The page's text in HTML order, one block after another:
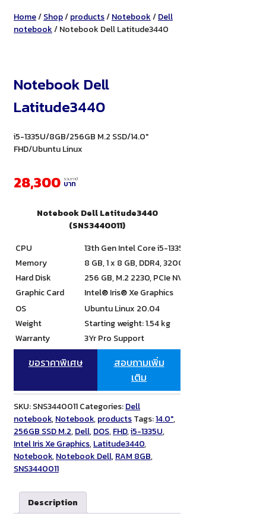
Home/Shop/products/Notebook/Dell
notebook/ Notebook Dell Latitude3440
Notebook Dell
Latitude3440
i5-1335U/8GB/256GB M.2 SSD/14.0"
FHD/Ubuntu Linux
28,300 รวมภาษี
บาท
Notebook Dell Latitude3440
(SNS3440011)
CPU
13th Gen Intel Core i5-1335U (12 MB cache, 10
Memory
8 GB, 1 x 8 GB, DDR4, 3200 MHz
Hard Disk
256 GB, M.2 2230, PCIe NVMe, SSD, Class 35
Graphic Card
Intel® Iris® Xe Graphics
OS
Ubuntu Linux 20.04
Weight
Starting weight: 1.54 kg
Warranty
3Yr Pro Support
ขอราคาพิเศษ
สอบถามเพิ่ม
เติม
SKU:SNS3440011Categories:Dell
notebook,Notebook,productsTags:14.0",
256GB SSD M.2,Dell,DOS,FHD,i5-1335U,
Intel Iris Xe Graphics,Latitude3440,
Notebook,Notebook Dell,RAM 8GB,
SNS3440011
Description